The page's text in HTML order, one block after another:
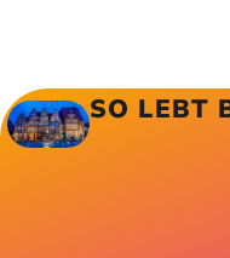
SO LEBT